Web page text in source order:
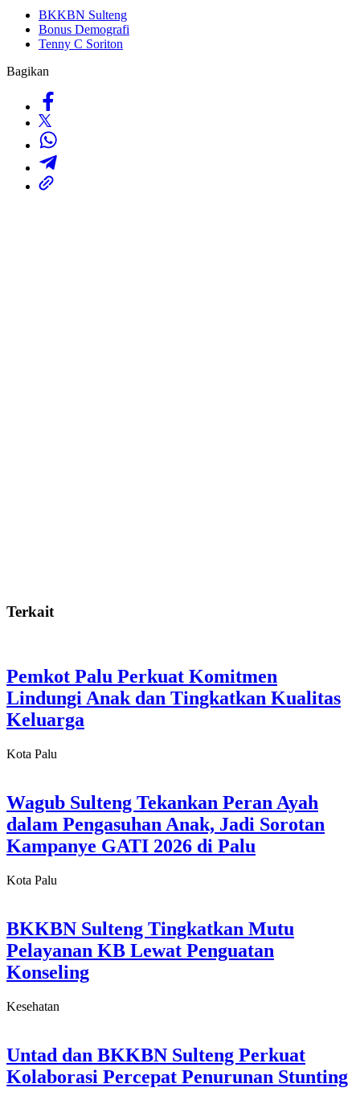
BKKBN Sulteng
Bonus Demografi
Tenny C Soriton
Bagikan
Terkait
Pemkot Palu Perkuat Komitmen
Lindungi Anak dan Tingkatkan Kualitas
Keluarga
Kota Palu
Wagub Sulteng Tekankan Peran Ayah
dalam Pengasuhan Anak, Jadi Sorotan
Kampanye GATI 2026 di Palu
Kota Palu
BKKBN Sulteng Tingkatkan Mutu
Pelayanan KB Lewat Penguatan
Konseling
Kesehatan
Untad dan BKKBN Sulteng Perkuat
Kolaborasi Percepat Penurunan Stunting